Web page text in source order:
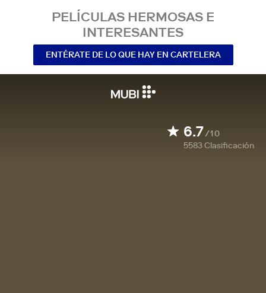
PELÍCULAS HERMOSAS E
INTERESANTES
ENTÉRATE DE LO QUE HAY EN CARTELERA
6.7/10
5583Clasificación